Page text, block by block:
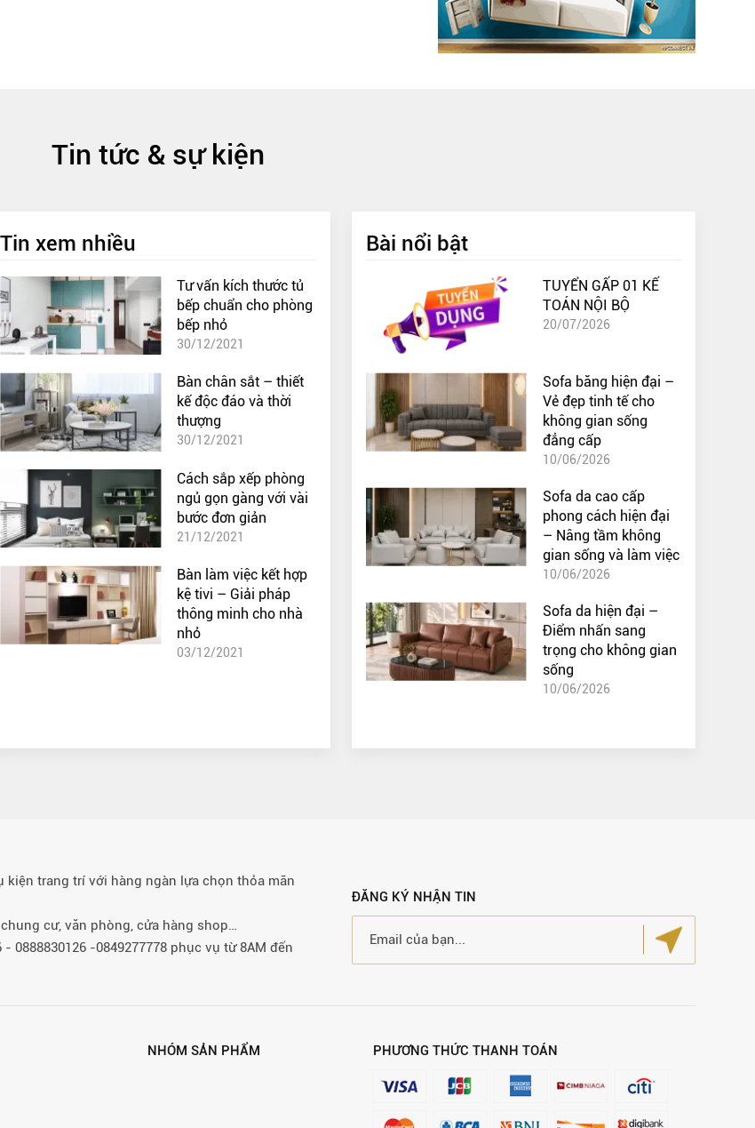
Tin tức & sự kiện
Tin xem nhiều
Tư vấn kích thước tủ
bếp chuẩn cho phòng
bếp nhỏ
30/12/2021
Bàn chân sắt – thiết
kế độc đáo và thời
thượng
30/12/2021
Cách sắp xếp phòng
ngủ gọn gàng với vài
bước đơn giản
21/12/2021
Bàn làm việc kết hợp
kệ tivi – Giải pháp
thông minh cho nhà
nhỏ
03/12/2021
Bài nổi bật
TUYỂN GẤP 01 KẾ
TOÁN NỘI BỘ
20/07/2026
Sofa băng hiện đại –
Vẻ đẹp tinh tế cho
không gian sống
đẳng cấp
10/06/2026
Sofa da cao cấp
phong cách hiện đại
– Nâng tầm không
gian sống và làm việc
10/06/2026
Sofa da hiện đại –
Điểm nhấn sang
trọng cho không gian
sống
10/06/2026
kiện trang trí với hàng ngàn lựa chọn thỏa mãn
cư, văn phòng, cửa hàng shop…
0888830126 -0849277778 phục vụ từ 8AM đến
ĐĂNG KÝ NHẬN TIN
NHÓM SẢN PHẨM PHƯƠNG THỨC THANH TOÁN